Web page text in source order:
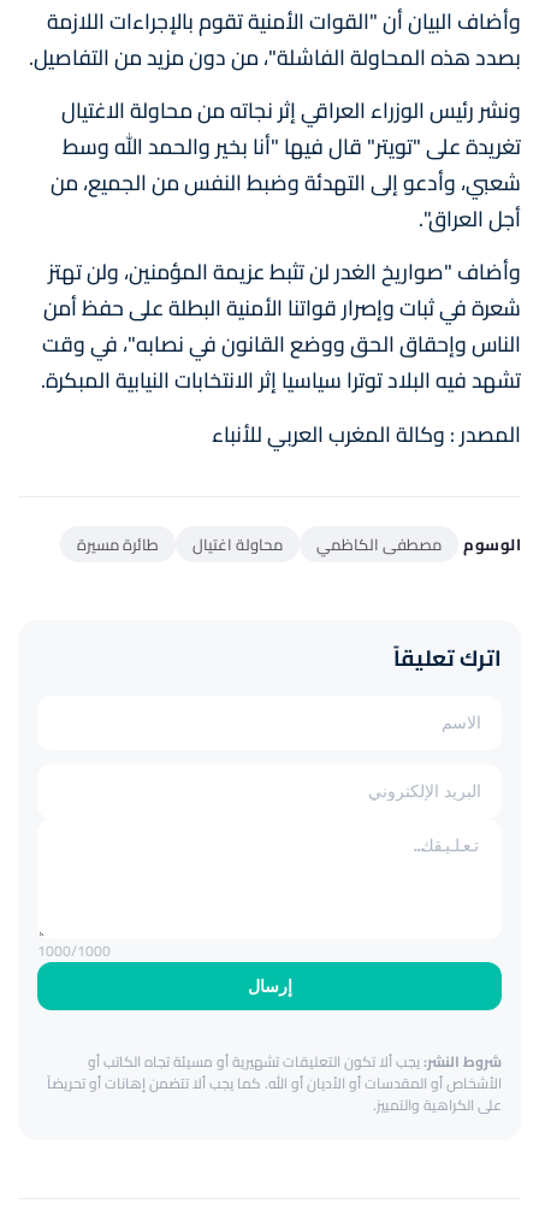
وأضاف البيان أن "القوات الأمنية تقوم بالإجراءات اللازمة
بصدد هذه المحاولة الفاشلة"، من دون مزيد من التفاصيل.
ونشر رئيس الوزراء العراقي إثر نجاته من محاولة الاغتيال
تغريدة على "تويتر" قال فيها "أنا بخير والحمد الله وسط
شعبي، وأدعو إلى التهدئة وضبط النفس من الجميع، من
أجل العراق".
وأضاف "صواريخ الغدر لن تثبط عزيمة المؤمنين، ولن تهتز
شعرة في ثبات وإصرار قواتنا الأمنية البطلة على حفظ أمن
الناس وإحقاق الحق ووضع القانون في نصابه"، في وقت
تشهد فيه البلاد توترا سياسيا إثر الانتخابات النيابية المبكرة.
المصدر : وكالة المغرب العربي للأنباء
الوسوم مصطفى الكاظمي محاولة اغتيال طائرة مسيرة
اترك تعليقاً
إرسال
1000/1000
شروط النشر:يجب ألا تكون التعليقات تشهيرية أو مسيئة تجاه الكاتب أو
الأشخاص أو المقدسات أو الأديان أو الله. كما يجب ألا تتضمن إهانات أو تحريضاً
على الكراهية والتمييز.